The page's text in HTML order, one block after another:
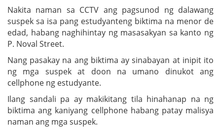
Nakita naman sa CCTV ang pagsunod ng dalawang
suspek sa isa pang estudyanteng biktima na menor de
edad, habang naghihintay ng masasakyan sa kanto ng
P. Noval Street.
Nang pasakay na ang biktima ay sinabayan at inipit ito
ng mga suspek at doon na umano dinukot ang
cellphone ng estudyante.
Ilang sandali pa ay makikitang tila hinahanap na ng
biktima ang kaniyang cellphone habang patay malisya
naman ang mga suspek.